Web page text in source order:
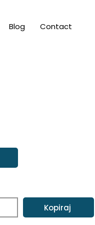
Blog Contact
Kopiraj